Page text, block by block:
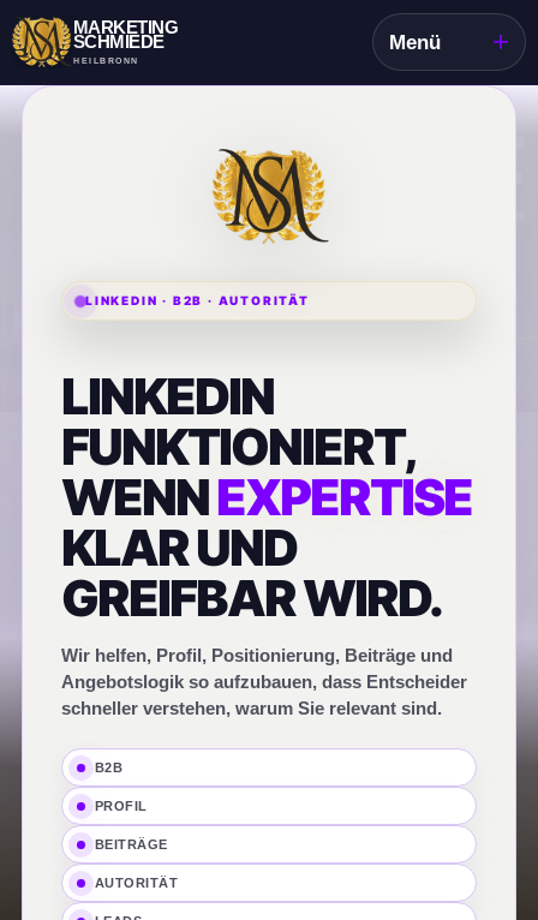
MARKETING
SCHMIEDE
HEILBRONN
Menü +
LINKEDIN · B2B · AUTORITÄT
LINKEDIN
FUNKTIONIERT,
WENNEXPERTISE
KLAR UND
GREIFBAR WIRD.
Wir helfen, Profil, Positionierung, Beiträge und
Angebotslogik so aufzubauen, dass Entscheider
schneller verstehen, warum Sie relevant sind.
B2B
PROFIL
BEITRÄGE
AUTORITÄT